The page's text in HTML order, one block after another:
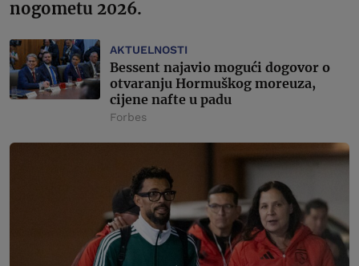
nogometu 2026.
AKTUELNOSTI
Bessent najavio mogući dogovor o
otvaranju Hormuškog moreuza,
cijene nafte u padu
Forbes